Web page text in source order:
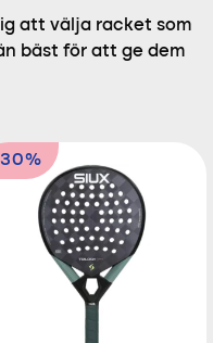
att välja racket som
bäst för att ge dem